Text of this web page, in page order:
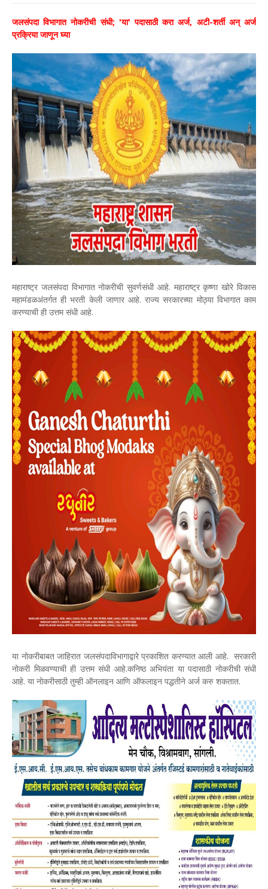
जलसंपदा विभागात नोकरीची संधी; 'या' पदासाठी करा अर्ज, अटी-शर्ती अन् अर्ज
प्रक्रिया जाणून घ्या
महाराष्ट्र जलसंपदा विभागात नोकरीची सुवर्णसंधी आहे. महाराष्ट्र कृष्णा खोरे विकास
महामंडळअंतर्गत ही भरती केली जाणार आहे. राज्य सरकारच्या मोठ्या विभागात काम
करण्याची ही उत्तम संधी आहे.
या नोकरीबाबत जाहिरात जलसंपदाविभागाद्वारे प्रकाशित करण्यात आली आहे. सरकारी
नोकरी मिळवण्याची ही उत्तम संधी आहे.कनिष्ठ अभियंता या पदासाठी नोकरीची संधी
आहे. या नोकरीसाठी तुम्ही ऑनलाइन आणि ऑफलाइन पद्धतीने अर्ज करु शकतात.